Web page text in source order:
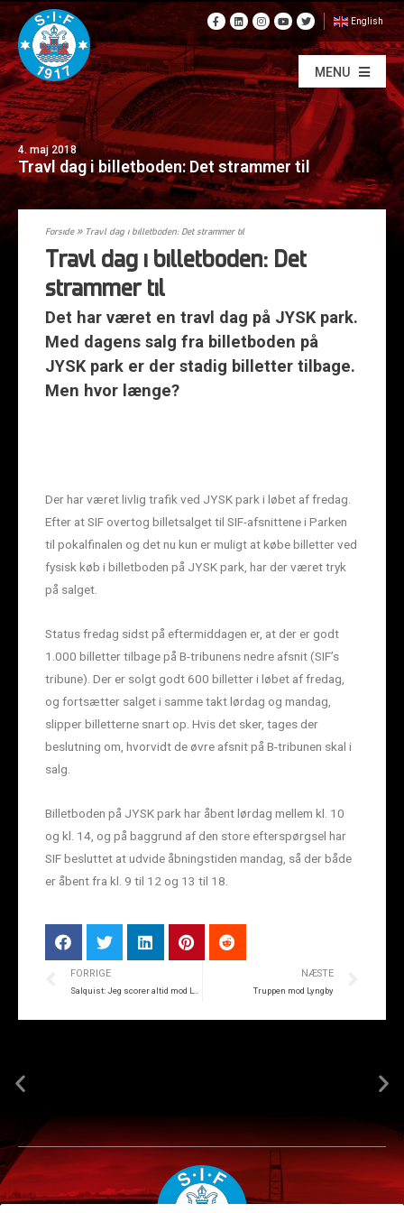
English
MENU
4. maj 2018
Travl dag i billetboden: Det strammer til
Forside» Travl dag i billetboden: Det strammer til
Travl dag i billetboden: Det
strammer til
Det har været en travl dag på JYSK park.
Med dagens salg fra billetboden på
JYSK park er der stadig billetter tilbage.
Men hvor længe?
Der har været livlig trafik ved JYSK park i løbet af fredag.
Efter at SIF overtog billetsalget til SIF-afsnittene i Parken
til pokalfinalen og det nu kun er muligt at købe billetter ved
fysisk køb i billetboden på JYSK park, har der været tryk
på salget.
Status fredag sidst på eftermiddagen er, at der er godt
1.000 billetter tilbage på B-tribunens nedre afsnit (SIF’s
tribune). Der er solgt godt 600 billetter i løbet af fredag,
og fortsætter salget i samme takt lørdag og mandag,
slipper billetterne snart op. Hvis det sker, tages der
beslutning om, hvorvidt de øvre afsnit på B-tribunen skal i
salg.
Billetboden på JYSK park har åbent lørdag mellem kl. 10
og kl. 14, og på baggrund af den store efterspørgsel har
SIF besluttet at udvide åbningstiden mandag, så der både
er åbent fra kl. 9 til 12 og 13 til 18.
FORRIGE NÆSTE
Truppen mod Lyngby